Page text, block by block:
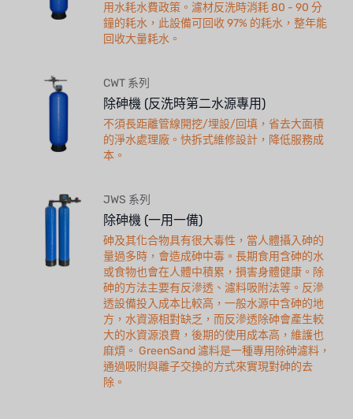
用水耗水費政策。濾材反洗時消耗 80 - 90 分
鐘的耗水，此設備可回收 97% 的耗水，整年能
回收大量耗水。
CWT 系列
除砷機 (反洗時第二水源專用)
不須長距離管線開挖/埋設/回填，省去大面積
的淨水處理廠。快拆式維修設計，降低服務成
本。
JWS 系列
除砷機 (一用一備)
砷及其化合物具有很大毒性，當人體攝入砷的
量過多時，會造成砷中毒。長期食用含砷的水
或食物也會在人體中積累，損害身體健康。除
砷的方法主要有反滲透、濾料吸附法等。反滲
透設備投入成本比較高，一般水源中含砷的地
方，水資源相對缺乏，而反滲透除砷會產生較
大的水資源浪費，後期的使用成本高，維護也
麻煩。 GreenSand 濾料是一種專用除砷濾料，
通過吸附與離子交換的方式來實現對砷的去
除。